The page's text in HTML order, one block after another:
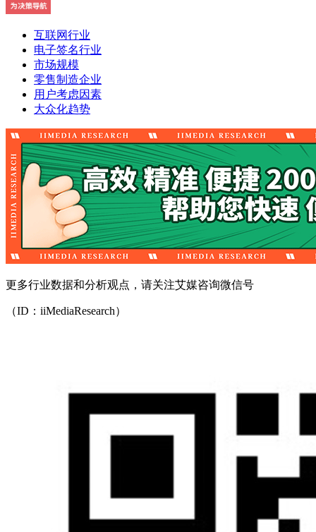
互联网行业
电子签名行业
市场规模
零售制造企业
用户考虑因素
大众化趋势
更多行业数据和分析观点，请关注艾媒咨询微信号
（ID：iiMediaResearch）